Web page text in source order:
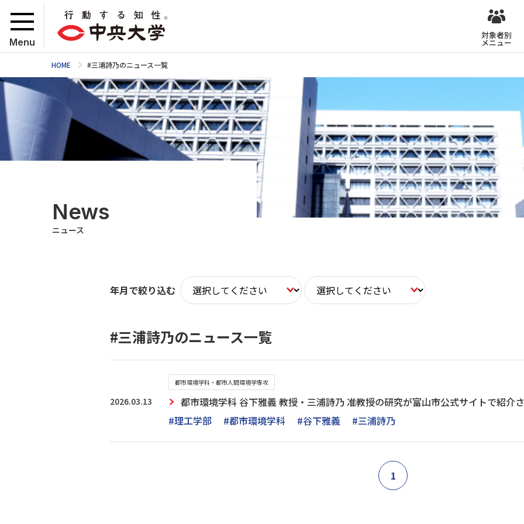
Menu
対象者別
メニュー
HOME #三浦詩乃のニュース一覧
News
ニュース
年月で絞り込む
#三浦詩乃のニュース一覧
2026.03.13
都市環境学科・都市人間環境学専攻
都市環境学科 谷下雅義 教授・三浦詩乃 准教授の研究が富山市公式サイトで紹介
#理工学部
#都市環境学科 #谷下雅義 #三浦詩乃
1